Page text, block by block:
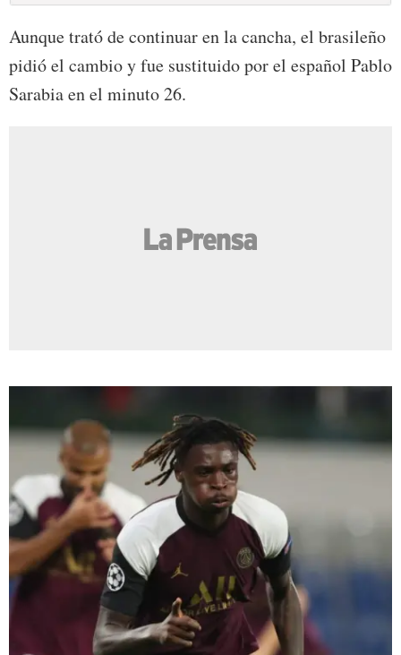
Aunque trató de continuar en la cancha, el brasileño
pidió el cambio y fue sustituido por el español Pablo
Sarabia en el minuto 26.